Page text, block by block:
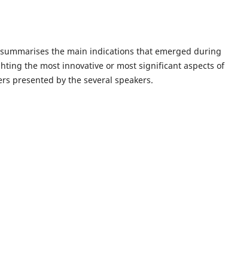
the main indications that emerged during
the most innovative or most significant aspects of
presented by the several speakers.